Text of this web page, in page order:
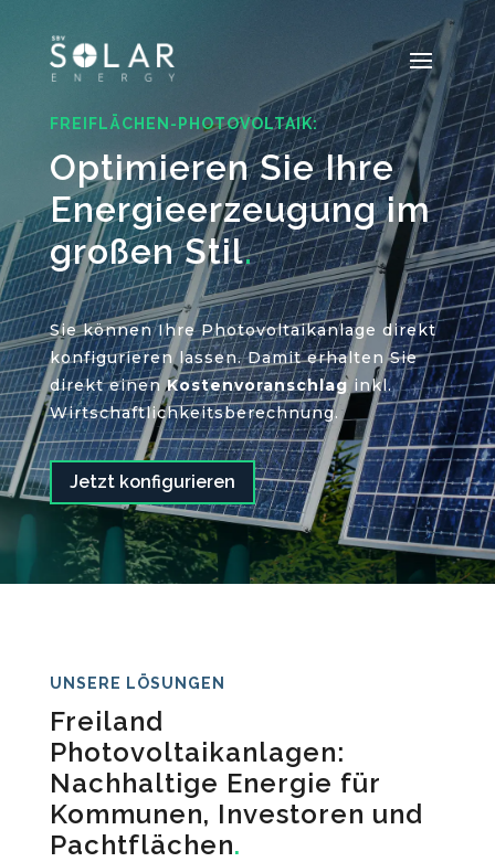
FREIFLÄCHEN-PHOTOVOLTAIK:
Optimieren Sie Ihre
Energieerzeugung im
großen Stil.
Sie können Ihre Photovoltaikanlage direkt
konfigurieren lassen. Damit erhalten Sie
direkteinenKostenvoranschlaginkl.
Wirtschaftlichkeitsberechnung.
Jetzt konfigurieren
UNSERE LÖSUNGEN
Freiland
Photovoltaikanlagen:
Nachhaltige Energie für
Kommunen, Investoren und
Pachtflächen.